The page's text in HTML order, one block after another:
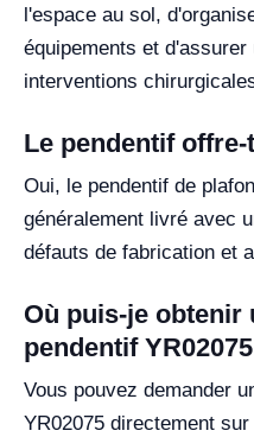
l'espace au sol,
équipements et
interventions
Le pendentif
Oui, le pendentif de
généralement livré avec
défauts de fabrication et
Où puis-je obtenir
pendentif
Vous pouvez demander
YR02075 directement